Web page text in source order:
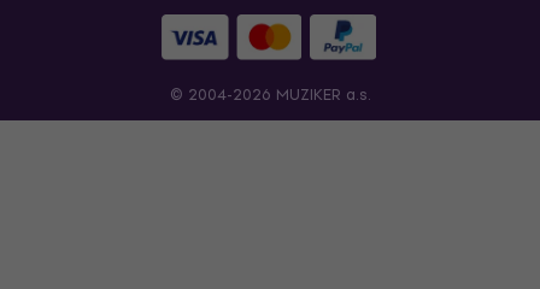
© 2004-2026 MUZIKER a.s.